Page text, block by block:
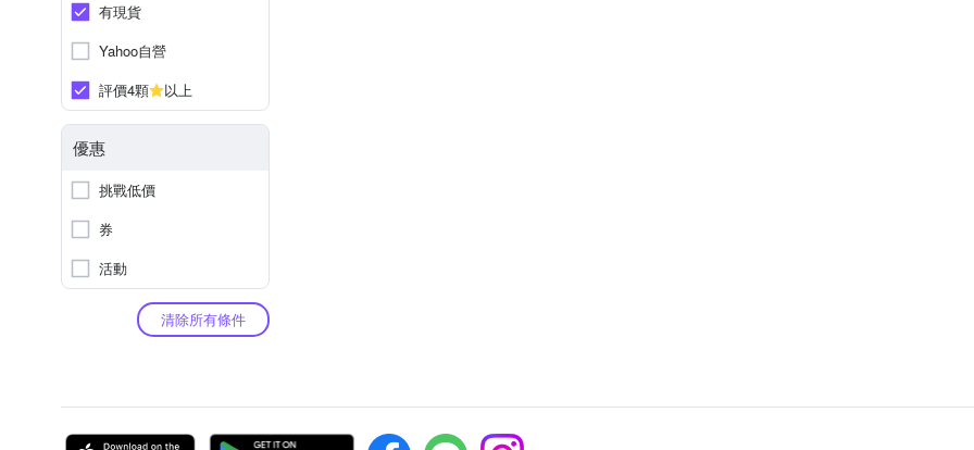
有現貨
Yahoo自營
評價4顆
以上
優惠
挑戰低價
券
活動
清除所有條件